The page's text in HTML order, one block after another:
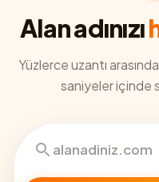
Alan adınızı
Yüzlerce uzantı
saniyeler içinde